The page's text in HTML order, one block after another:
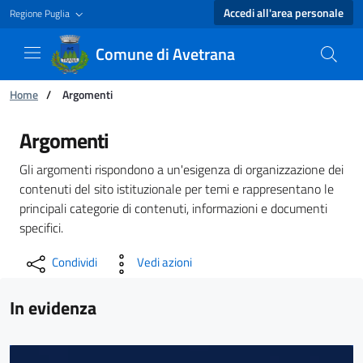
Regione Puglia Accedi all'area personale
Comune di Avetrana
Ti trovi in:
Home / Argomenti
Argomenti - Comune di Avetrana
Argomenti
Gli argomenti rispondono a un'esigenza di organizzazione dei
contenuti del sito istituzionale per temi e rappresentano le
principali categorie di contenuti, informazioni e documenti
specifici.
Condividi Vedi azioni
In evidenza